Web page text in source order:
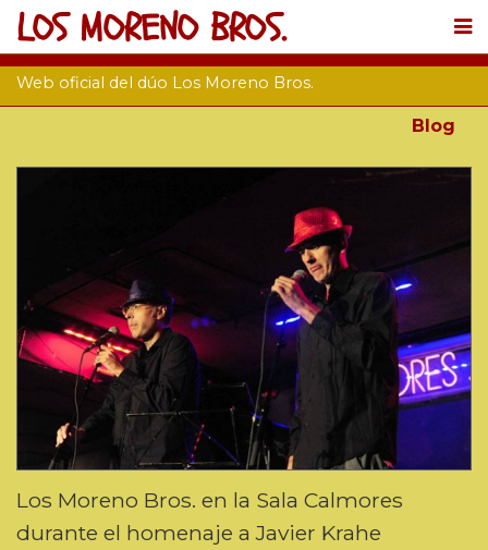
LOS MORENO BROS.
Web oficial del dúo Los Moreno Bros.
Blog
Los Moreno Bros. en la Sala Calmores
durante el homenaje a Javier Krahe